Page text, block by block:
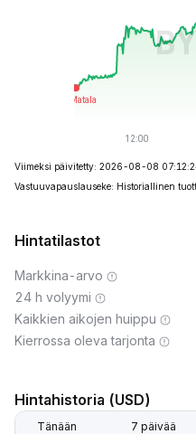
Viimeksi päivitetty: 2026-08-08
Vastuuvapauslauseke: Historiallinen
Hintatilastot
Markkina-arvo
24 h volyymi
Kaikkien aikojen huippu
Kierrossa oleva tarjonta
Hintahistoria (USD)
Tänään 7 päivää